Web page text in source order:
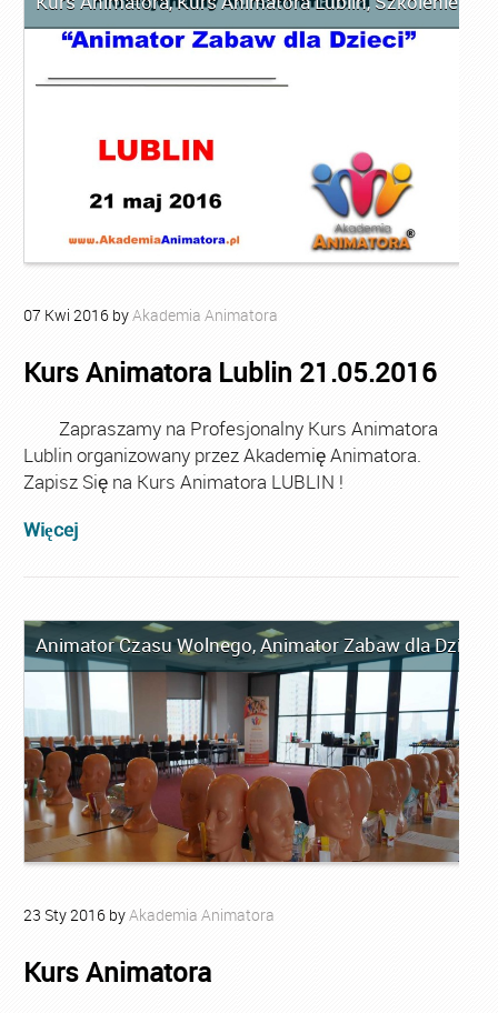
07 Kwi 2016 byAkademia Animatora
Kurs Animatora Lublin 21.05.2016
Zapraszamy na Profesjonalny Kurs Animatora
Lublin organizowany przez Akademię Animatora.
Zapisz Się na Kurs Animatora LUBLIN !
Więcej
Animator Czasu Wolnego,Animator Zabaw dla Dzieci
23 Sty2016 byAkademia Animatora
Kurs Animatora